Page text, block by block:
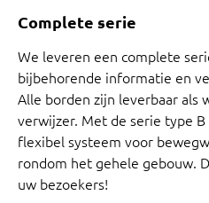
Complete serie
We leveren een complete
bijbehorende informatie en
Alle borden zijn leverbaar als
verwijzer. Met de serie type
flexibel systeem voor
rondom het gehele gebouw.
uw bezoekers!